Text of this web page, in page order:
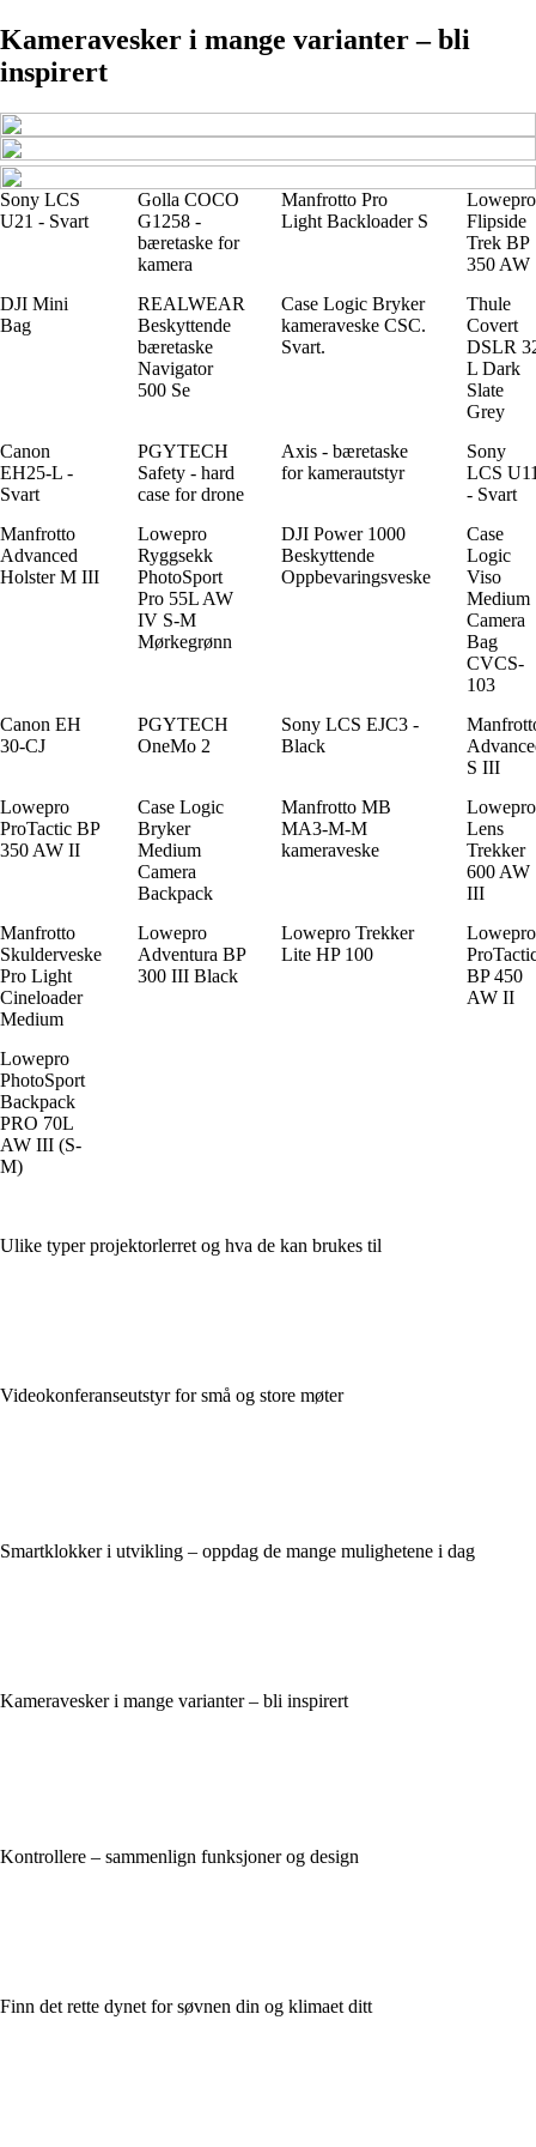
Kameravesker i mange varianter – bli
inspirert
Sony LCS
U21 - Svart
Golla COCO
G1258 -
bæretaske for
kamera
Manfrotto Pro
Light Backloader S
Lowepro
Flipside
Trek BP
350 AW
DJI Mini
Bag
REALWEAR
Beskyttende
bæretaske
Navigator
500 Se
Case Logic Bryker
kameraveske CSC.
Svart.
Thule
Covert
DSLR
L Dark
Slate
Grey
Canon
EH25-L -
Svart
PGYTECH
Safety - hard
case for drone
Axis - bæretaske
for kamerautstyr
Sony
LCS
- Svart
Manfrotto
Advanced
Holster M III
Lowepro
Ryggsekk
PhotoSport
Pro 55L AW
IV S-M
Mørkegrønn
DJI Power 1000
Beskyttende
Oppbevaringsveske
Case
Logic
Viso
Medium
Camera
Bag
CVCS-
103
Canon EH
30-CJ
PGYTECH
OneMo 2
Sony LCS EJC3 -
Black
S III
Lowepro
ProTactic BP
350 AW II
Case Logic
Bryker
Medium
Camera
Backpack
Manfrotto MB
MA3-M-M
kameraveske
Lowepro
Lens
Trekker
600 AW
III
Manfrotto
Skulderveske
Pro Light
Cineloader
Medium
Lowepro
Adventura BP
300 III Black
Lowepro Trekker
Lite HP 100
Lowepro
BP 450
AW II
Lowepro
PhotoSport
Backpack
PRO 70L
AW III (S-
M)
Ulike typer projektorlerret og hva de kan brukes til
Videokonferanseutstyr for små og store møter
Smartklokker i utvikling – oppdag de mange mulighetene i dag
Kameravesker i mange varianter – bli inspirert
Kontrollere – sammenlign funksjoner og design
Finn det rette dynet for søvnen din og klimaet ditt